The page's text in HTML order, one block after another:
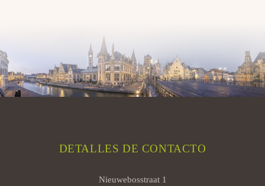
DETALLES DE CONTACTO
Nieuwebosstraat 1